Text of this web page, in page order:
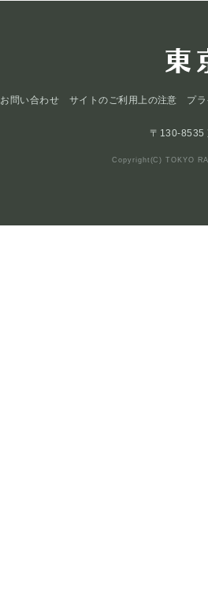
お問い合わせ サイトのご利用上の注意 プ
〒130-8535
Copyright(C) TOKYO